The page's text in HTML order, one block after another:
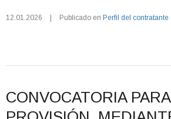
12.01.2026 Publicado en Perfil del contratante
CONVOCATORIA